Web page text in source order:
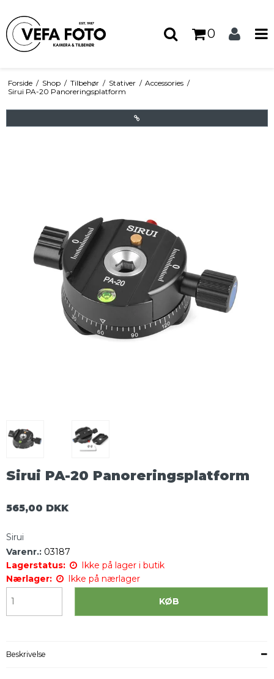
0
Forside / Shop / Tilbehør / Stativer / Accessories /
Sirui PA-20 Panoreringsplatform
Sirui PA-20 Panoreringsplatform
565,00 DKK
Sirui
Varenr.: 03187
Lagerstatus:
Ikke på lager i butik
Nærlager:
Ikke på nærlager
KØB
Beskrivelse